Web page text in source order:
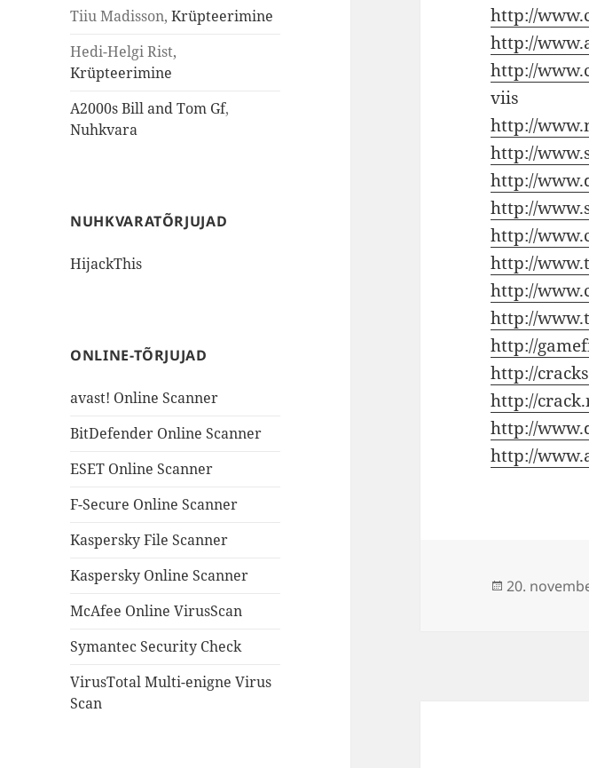
Tiiu Madisson,Krüpteerimine
Hedi-Helgi Rist,
Krüpteerimine
A2000s Bill and Tom Gf,
Nuhkvara
NUHKVARATÕRJUJAD
HijackThis
ONLINE-TÕRJUJAD
avast! Online Scanner
BitDefender Online Scanner
ESET Online Scanner
F-Secure Online Scanner
Kaspersky File Scanner
Kaspersky Online Scanner
McAfee Online VirusScan
Symantec Security Check
VirusTotal Multi-enigne Virus
Scan
http://
http://
http://
viis
http://
http://
http://
http://
http://
http://
http://
http://
http://
http://
http://
http://
http://
Postitatud
20.